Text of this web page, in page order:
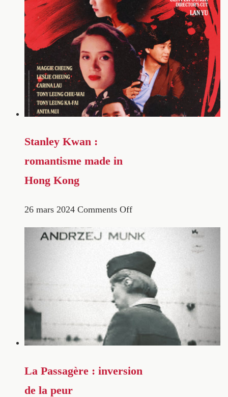
Stanley Kwan :
romantisme made in
Hong Kong
26 mars 2024 Comments Off
La Passagère : inversion
de la peur